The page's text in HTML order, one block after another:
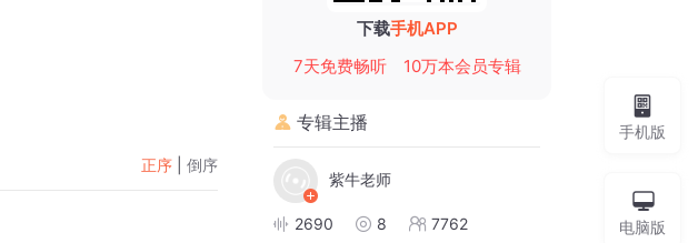
正序 倒序
下载手机APP
7天免费畅听
10万本会员专辑
专辑主播
紫牛老师
2690 8 7762
手机版
电脑版